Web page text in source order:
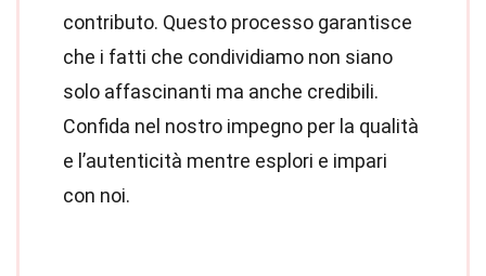
contributo. Questo processo garantisce
che i fatti che condividiamo non siano
solo affascinanti ma anche credibili.
Confida nel nostro impegno per la qualità
e l’autenticità mentre esplori e impari
con noi.